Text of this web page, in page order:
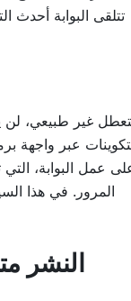
عبر واجهة
عمل البوابة،
المرور. في هذا
النشر